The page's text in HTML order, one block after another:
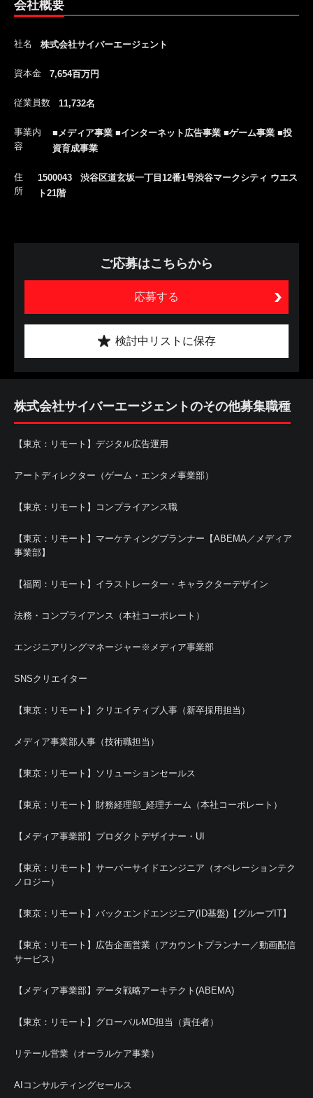
会社概要
社名 株式会社サイバーエージェント
資本金 7,654百万円
従業員数 11,732名
事業内
容
■メディア事業 ■インターネット広告事業 ■ゲーム事業 ■投
資育成事業
住
所
1500043 渋谷区道玄坂一丁目12番1号渋谷マークシティ ウエス
ト21階
ご応募はこちらから
応募する
検討中リストに保存
株式会社サイバーエージェントのその他募集職種
【東京：リモート】デジタル広告運用
アートディレクター（ゲーム・エンタメ事業部）
【東京：リモート】コンプライアンス職
【東京：リモート】マーケティングプランナー【ABEMA／メディア
事業部】
【福岡：リモート】イラストレーター・キャラクターデザイン
法務・コンプライアンス（本社コーポレート）
エンジニアリングマネージャー※メディア事業部
SNSクリエイター
【東京：リモート】クリエイティブ人事（新卒採用担当）
メディア事業部人事（技術職担当）
【東京：リモート】ソリューションセールス
【東京：リモート】財務経理部_経理チーム（本社コーポレート）
【メディア事業部】プロダクトデザイナー・UI
【東京：リモート】サーバーサイドエンジニア（オペレーションテク
ノロジー）
【東京：リモート】バックエンドエンジニア(ID基盤)【グループIT】
【東京：リモート】広告企画営業（アカウントプランナー／動画配信
サービス）
【メディア事業部】データ戦略アーキテクト(ABEMA)
【東京：リモート】グローバルMD担当（責任者）
リテール営業（オーラルケア事業）
AIコンサルティングセールス